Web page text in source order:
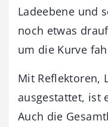
Ladeebene und
noch etwas
um die Kurve
Mit Reflektoren,
ausgestattet, ist
Auch die